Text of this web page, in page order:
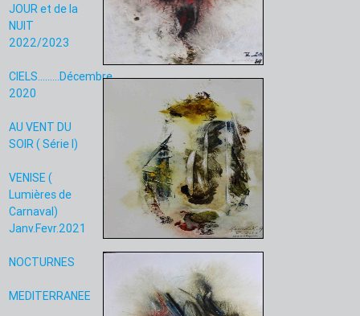
JOUR et de la
NUIT
2022/2023
CIELS.........Décembre
2020
AU VENT DU
SOIR ( Série I)
VENISE (
Lumières de
Carnaval)
Janv.Fevr.2021
NOCTURNES
MEDITERRANEE